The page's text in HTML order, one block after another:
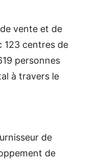
vente et de
123 centres de
personnes
à travers le
de
de